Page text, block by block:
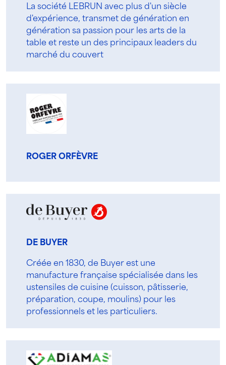
La société LEBRUN avec plus d'un siècle
d'expérience, transmet de génération en
génération sa passion pour les arts de la
table et reste un des principaux leaders du
marché du couvert
ROGER ORFÈVRE
DE BUYER
Créée en 1830, de Buyer est une
manufacture française spécialisée dans les
ustensiles de cuisine (cuisson, pâtisserie,
préparation, coupe, moulins) pour les
professionnels et les particuliers.